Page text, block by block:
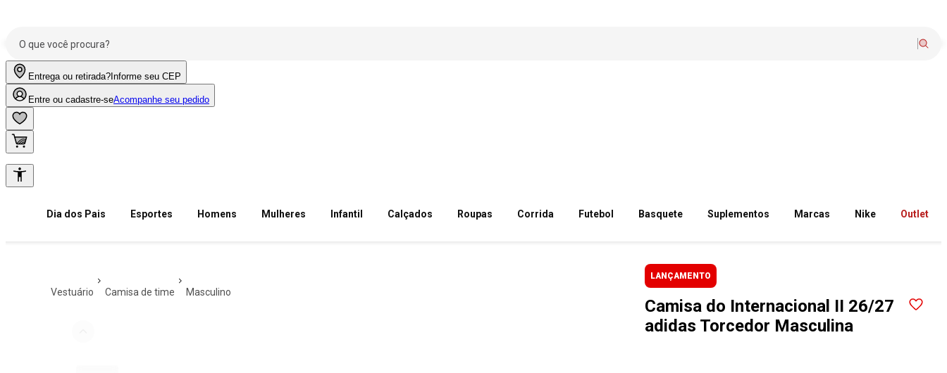
Entrega ou retirada? Informe seu CEP
Entre ou cadastre-seAcompanhe seu pedido
Dia dos Pais Esportes Homens Mulheres Infantil Calçados Roupas Corrida Futebol Basquete Suplementos Marcas Nike Outlet
vestuário camisa de time masculino
LANÇAMENTO
Camisa do Internacional II 26/27
adidas Torcedor Masculina